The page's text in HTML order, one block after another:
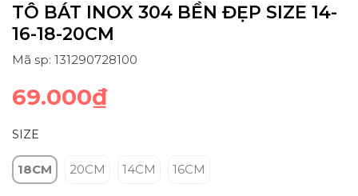
TÔ BÁT INOX 304 BỀN ĐẸP SIZE 14-
16-18-20CM
Mã sp: 131290728100
69.000₫
SIZE
18CM 20CM 14CM 16CM